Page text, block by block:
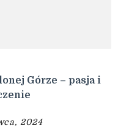
Górze – pasja i
2024